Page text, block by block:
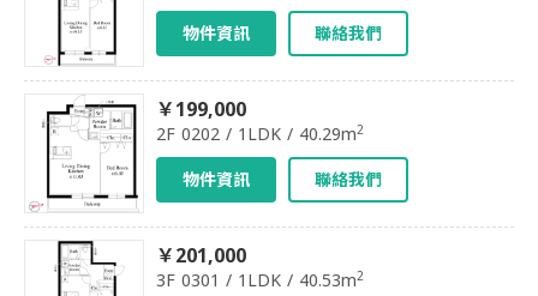
物件資訊 聯絡我們
￥199,000
2F 0202 / 1LDK / 40.29m2
物件資訊 聯絡我們
￥201,000
3F 0301 / 1LDK / 40.53m2